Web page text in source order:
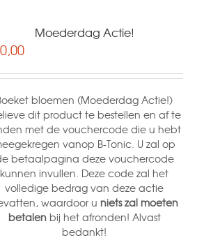
Moederdag Actie!
bloemen (Moederdag Actie!)
dit product te bestellen en af te
met de vouchercode die u hebt
vanop B-Tonic. U zal op
betaalpagina deze vouchercode
kunnen invullen. Deze code zal het
volledige bedrag van deze actie
waardoor u niets zal moeten
betalenbij het afronden! Alvast
bedankt!